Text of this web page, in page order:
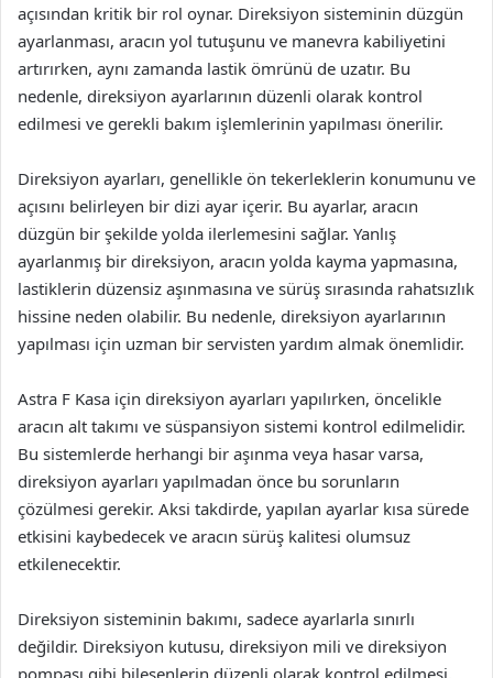
açısından kritik bir rol oynar. Direksiyon sisteminin düzgün
ayarlanması, aracın yol tutuşunu ve manevra kabiliyetini
artırırken, aynı zamanda lastik ömrünü de uzatır. Bu
nedenle, direksiyon ayarlarının düzenli olarak kontrol
edilmesi ve gerekli bakım işlemlerinin yapılması önerilir.
Direksiyon ayarları, genellikle ön tekerleklerin konumunu ve
açısını belirleyen bir dizi ayar içerir. Bu ayarlar, aracın
düzgün bir şekilde yolda ilerlemesini sağlar. Yanlış
ayarlanmış bir direksiyon, aracın yolda kayma yapmasına,
lastiklerin düzensiz aşınmasına ve sürüş sırasında rahatsızlık
hissine neden olabilir. Bu nedenle, direksiyon ayarlarının
yapılması için uzman bir servisten yardım almak önemlidir.
Astra F Kasa için direksiyon ayarları yapılırken, öncelikle
aracın alt takımı ve süspansiyon sistemi kontrol edilmelidir.
Bu sistemlerde herhangi bir aşınma veya hasar varsa,
direksiyon ayarları yapılmadan önce bu sorunların
çözülmesi gerekir. Aksi takdirde, yapılan ayarlar kısa sürede
etkisini kaybedecek ve aracın sürüş kalitesi olumsuz
etkilenecektir.
Direksiyon sisteminin bakımı, sadece ayarlarla sınırlı
değildir. Direksiyon kutusu, direksiyon mili ve direksiyon
pompası gibi bileşenlerin düzenli olarak kontrol edilmesi,